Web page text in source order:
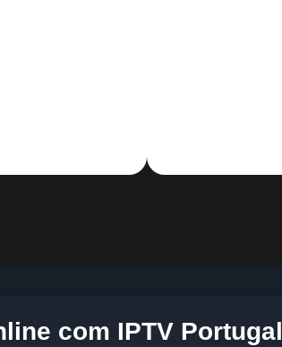
com IPTV Portugal